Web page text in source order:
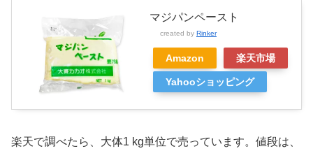
マジパンペースト
created by Rinker
Amazon 楽天市場
Yahooショッピング
楽天で調べたら、大体1 kg単位で売っています。値段は、